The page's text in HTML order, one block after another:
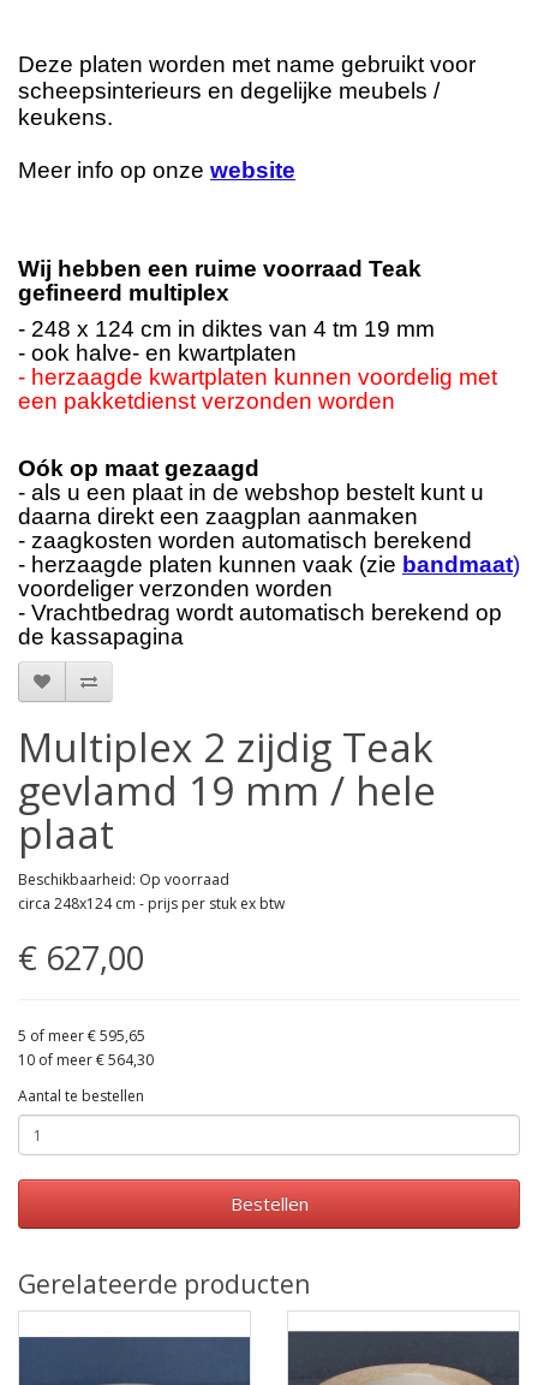
Deze platen worden met name gebruikt voor
scheepsinterieurs en degelijke meubels /
keukens.
Meer info op onze website
Wij hebben een ruime voorraad Teak
gefineerd multiplex
- 248 x 124 cm in diktes van 4 tm 19 mm
- ook halve- en kwartplaten
- herzaagde kwartplaten kunnen voordelig met
een pakketdienst verzonden worden
Oók op maat gezaagd
- als u een plaat in de webshop bestelt kunt u
daarna direkt een zaagplan aanmaken
- zaagkosten worden automatisch berekend
- herzaagde platen kunnen vaak (zie bandmaat)
voordeliger verzonden worden
- Vrachtbedrag wordt automatisch berekend op
de kassapagina
Multiplex 2 zijdig Teak
gevlamd 19 mm / hele
plaat
Beschikbaarheid: Op voorraad
circa 248x124 cm - prijs per stuk ex btw
€ 627,00
5 of meer € 595,65
10 of meer € 564,30
Aantal te bestellen
Bestellen
Gerelateerde producten